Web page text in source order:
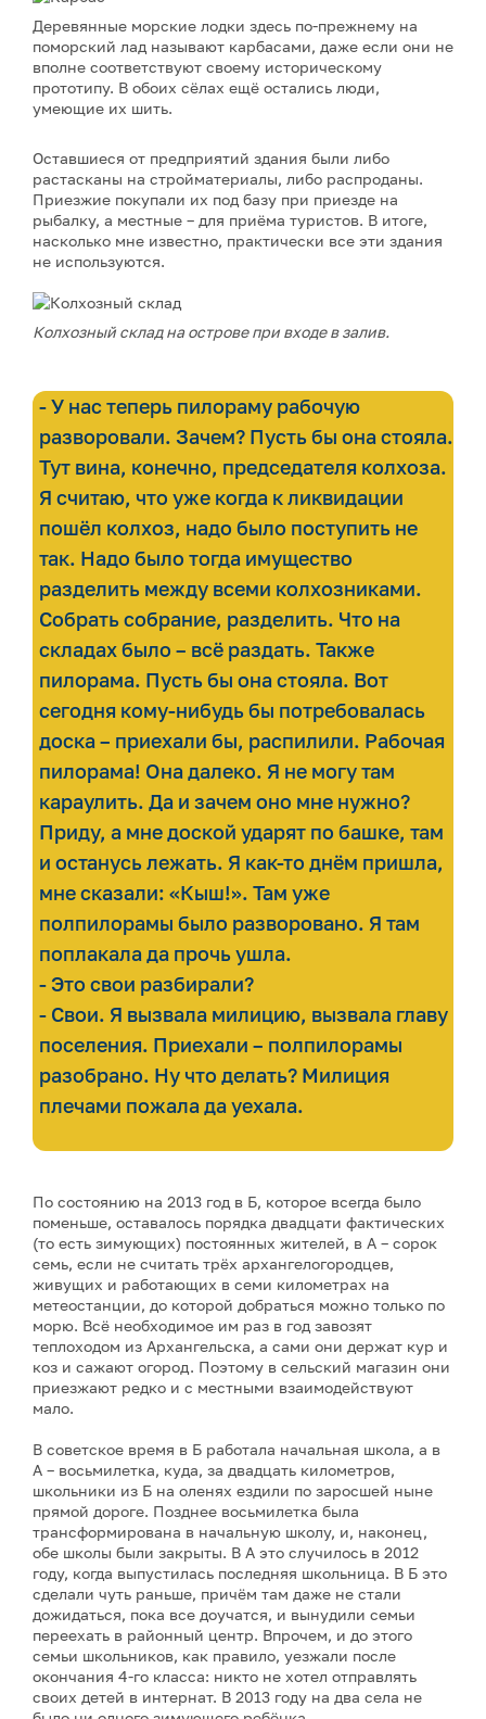
Деревянные морские лодки здесь по-прежнему на
поморский лад называют карбасами, даже если они не
вполне соответствуют своему историческому
прототипу. В обоих сёлах ещё остались люди,
умеющие их шить.
Оставшиеся от предприятий здания были либо
растасканы на стройматериалы, либо распроданы.
Приезжие покупали их под базу при приезде на
рыбалку, а местные – для приёма туристов. В итоге,
насколько мне известно, практически все эти здания
не используются.
Колхозный склад на острове при входе в залив.
- У нас теперь пилораму рабочую
разворовали. Зачем? Пусть бы она стояла.
Тут вина, конечно, председателя колхоза.
Я считаю, что уже когда к ликвидации
пошёл колхоз, надо было поступить не
так. Надо было тогда имущество
разделить между всеми колхозниками.
Собрать собрание, разделить. Что на
складах было – всё раздать. Также
пилорама. Пусть бы она стояла. Вот
сегодня кому-нибудь бы потребовалась
доска – приехали бы, распилили. Рабочая
пилорама! Она далеко. Я не могу там
караулить. Да и зачем оно мне нужно?
Приду, а мне доской ударят по башке, там
и останусь лежать. Я как-то днём пришла,
мне сказали: «Кыш!». Там уже
полпилорамы было разворовано. Я там
поплакала да прочь ушла.
- Это свои разбирали?
- Свои. Я вызвала милицию, вызвала главу
поселения. Приехали – полпилорамы
разобрано. Ну что делать? Милиция
плечами пожала да уехала.
По состоянию на 2013 год в Б, которое всегда было
поменьше, оставалось порядка двадцати фактических
(то есть зимующих) постоянных жителей, в А – сорок
семь, если не считать трёх архангелогородцев,
живущих и работающих в семи километрах на
метеостанции, до которой добраться можно только по
морю. Всё необходимое им раз в год завозят
теплоходом из Архангельска, а сами они держат кур и
коз и сажают огород. Поэтому в сельский магазин они
приезжают редко и с местными взаимодействуют
мало.
В советское время в Б работала начальная школа, а в
А – восьмилетка, куда, за двадцать километров,
школьники из Б на оленях ездили по заросшей ныне
прямой дороге. Позднее восьмилетка была
трансформирована в начальную школу, и, наконец,
обе школы были закрыты. В А это случилось в 2012
году, когда выпустилась последняя школьница. В Б это
сделали чуть раньше, причём там даже не стали
дожидаться, пока все доучатся, и вынудили семьи
переехать в районный центр. Впрочем, и до этого
семьи школьников, как правило, уезжали после
окончания 4-го класса: никто не хотел отправлять
своих детей в интернат. В 2013 году на два села не